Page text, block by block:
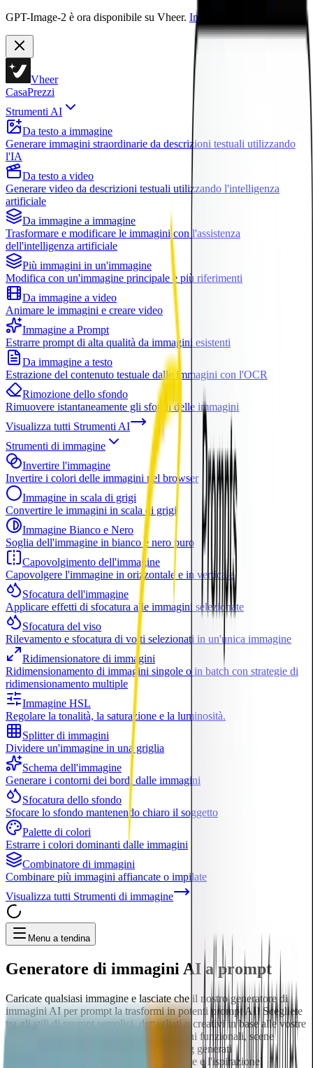
GPT-Image-2 è ora disponibile su Vheer. Inizia gratis ora.
Vheer
CasaPrezzi
Strumenti AI
Da testo a immagine
Generare immagini straordinarie da descrizioni testuali utilizzando
l'IA
Da testo a video
Generare video da descrizioni testuali utilizzando l'intelligenza
artificiale
Da immagine a immagine
Trasformare e modificare le immagini con l'assistenza
dell'intelligenza artificiale
Più immagini in un'immagine
Modifica con un'immagine principale e più riferimenti
Da immagine a video
Animare le immagini e creare video
Immagine a Prompt
Estrarre prompt di alta qualità da immagini esistenti
Da immagine a testo
Estrazione del contenuto testuale dalle immagini con l'OCR
Rimozione dello sfondo
Rimuovere istantaneamente gli sfondi delle immagini
Visualizza tutti Strumenti AI
Strumenti di immagine
Invertire l'immagine
Invertire i colori delle immagini nel browser
Immagine in scala di grigi
Convertire le immagini in scala di grigi
Immagine Bianco e Nero
Soglia dell'immagine in bianco e nero puro
Capovolgimento dell'immagine
Capovolgere l'immagine in orizzontale e in verticale
Sfocatura dell'immagine
Applicare effetti di sfocatura alle immagini selezionate
Sfocatura del viso
Rilevamento e sfocatura di volti selezionati in un'unica immagine
Ridimensionatore di immagini
Ridimensionamento di immagini singole o in batch con strategie di
ridimensionamento multiple
Immagine HSL
Regolare la tonalità, la saturazione e la luminosità.
Splitter di immagini
Dividere un'immagine in una griglia
Schema dell'immagine
Generare i contorni dei bordi dalle immagini
Sfocatura dello sfondo
Sfocare lo sfondo mantenendo chiaro il soggetto
Palette di colori
Estrarre i colori dominanti dalle immagini
Combinatore di immagini
Combinare più immagini affiancate o impilate
Visualizza tutti Strumenti di immagine
Menu a tendina
Generatore di immagini AI a prompt
Caricate qualsiasi immagine e lasciate che il nostro generatore di
immagini AI per prompt la trasformi in potenti prompt AI! Scegliete
tra gli stili di prompt semplici, dettagliati o creativi in base alle vostre
esigenze, sia che stiate generando immagini funzionali, scene
realistiche o contenuti artistici. Inoltre, i tag generati
automaticamente facilitano l'organizzazione e l'ispirazione.